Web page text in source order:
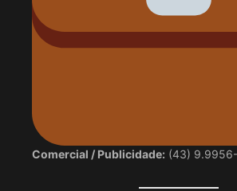
Comercial / Publicidade: (43)